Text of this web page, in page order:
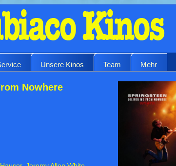
Unsere Kinos Team Mehr
Nowhere